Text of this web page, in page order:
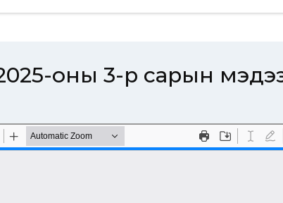
оны 3-р сарын